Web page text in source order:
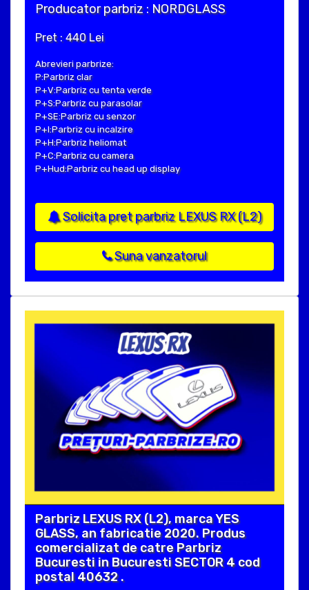
Producator parbriz : NORDGLASS
Pret : 440 Lei
Abrevieri parbrize:
P:Parbriz clar
P+V:Parbriz cu tenta verde
P+S:Parbriz cu parasolar
P+SE:Parbriz cu senzor
P+I:Parbriz cu incalzire
P+H:Parbriz heliomat
P+C:Parbriz cu camera
P+Hud:Parbriz cu head up display
Solicita pret parbriz LEXUS RX (L2)
Suna vanzatorul
Parbriz LEXUS RX (L2), marca YES
GLASS, an fabricatie 2020. Produs
comercializat de catre Parbriz
Bucuresti in Bucuresti SECTOR 4 cod
postal 40632 .